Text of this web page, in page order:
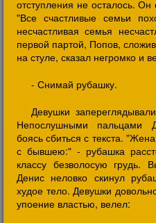
отступления не осталось. Он
"Все счастливые семьи
несчастливая семья
первой партой, Попов,
на стуле, сказал негромко и
- Снимай рубашку.
Девушки
Непослушными пальцами
боясь сбиться с текста.
с бывшею:" - рубашка
классу безволосую грудь.
Денис неловко скинул
худое тело. Девушки
упоение властью, велел: